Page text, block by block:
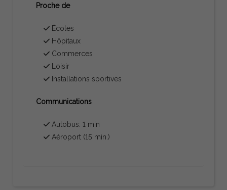
Proche de
Écoles
Hôpitaux
Commerces
Loisir
Installations sportives
Communications
Autobus: 1 min
Aéroport (15 min.)